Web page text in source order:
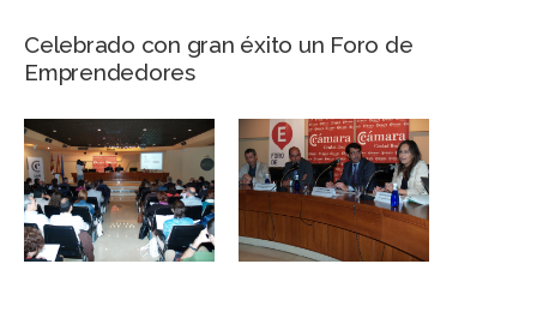
Celebrado con gran éxito un Foro de
Emprendedores